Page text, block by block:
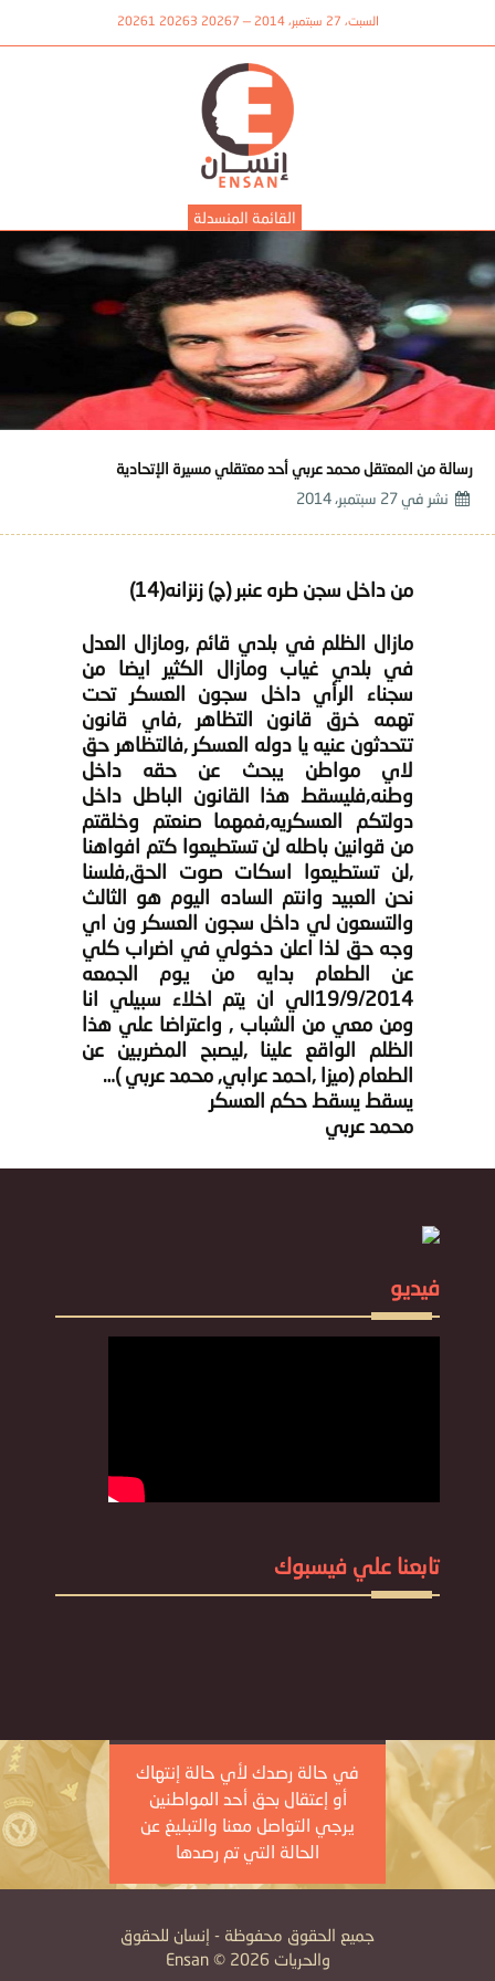
السبت، 27 سبتمبر، 2014 — 20267 20263 20261
القائمة المنسدلة
رسالة من المعتقل محمد عربي أحد معتقلي مسيرة الإتحادية
نشر في 27 سبتمبر، 2014
من داخل سجن طره عنبر (ج) زنزانه(14)
مازال الظلم في بلدي قائم ,ومازال العدل
في بلدي غياب ومازال الكثير ايضا من
سجناء الرأي داخل سجون العسكر تحت
تهمه خرق قانون التظاهر ,فاي قانون
تتحدثون عنيه يا دوله العسكر ,فالتظاهر حق
لاي مواطن يبحث عن حقه داخل
وطنه,فليسقط هذا القانون الباطل داخل
دولتكم العسكريه,فمهما صنعتم وخلقتم
من قوانين باطله لن تستطيعوا كتم افواهنا
,لن تستطيعوا اسكات صوت الحق,فلسنا
نحن العبيد وانتم الساده اليوم هو الثالث
والتسعون لي داخل سجون العسكر ون اي
وجه حق لذا اعلن دخولي في اضراب كلي
عن الطعام بدايه من يوم الجمعه
19/9/2014الي ان يتم اخلاء سبيلي انا
ومن معي من الشباب , واعتراضا علي هذا
الظلم الواقع علينا ,ليصبح المضربين عن
الطعام (ميزا ,احمد عرابي, محمد عربي )…
يسقط يسقط حكم العسكر
محمد عربي
فيديو
تابعنا علي فيسبوك
في حالة رصدك لأي حالة إنتهاك
أو إعتقال بحق أحد المواطنين
يرجي التواصل معنا والتبليغ عن
الحالة التي تم رصدها
جميع الحقوق محفوظة - إنسان للحقوق
والحريات Ensan © 2026